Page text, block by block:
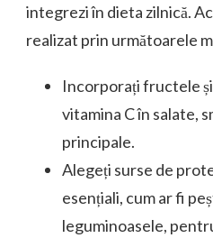
integrezi în dieta zilnică.
realizat prin următoarele
Incorporați fructele
vitamina C în salate,
principale.
Alegeți surse de
esențiali, cum ar fi
leguminoasele,